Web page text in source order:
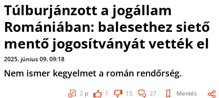
Túlburjánzott a jogállam
Romániában: balesethez siető
mentő jogosítványát vették el
2025. június 09. 09:18
Nem ismer kegyelmet a román rendőrség.
2 p 1 15 27 Mentés